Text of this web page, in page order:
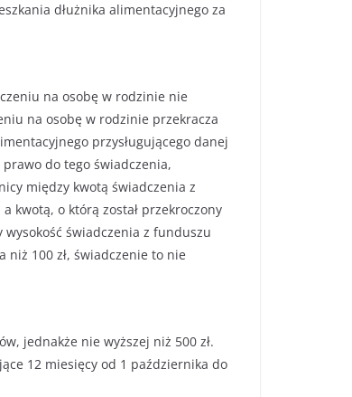
dłużnika alimentacyjnego za
na osobę w rodzinie nie
na osobę w rodzinie przekracza
przysługującego danej
do tego świadczenia,
między kwotą świadczenia z
kwotą, o którą został przekroczony
świadczenia z funduszu
100 zł, świadczenie to nie
jednakże nie wyższej niż 500 zł.
12 miesięcy od 1 października do